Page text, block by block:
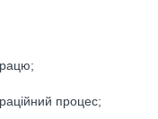
процес;